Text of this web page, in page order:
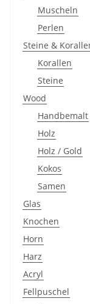
Muscheln
Perlen
Steine &
Korallen
Steine
Wood
Handbemalt
Holz
Holz / Gold
Kokos
Samen
Glas
Knochen
Horn
Harz
Acryl
Fellpuschel